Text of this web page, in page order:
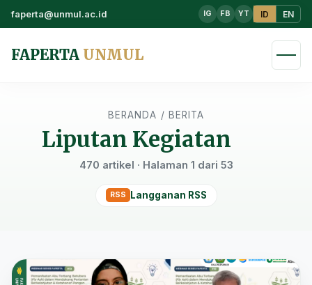
faperta@unmul.ac.id IG FB YT ID EN
FAPERTA UNMUL
BERANDA / BERITA
Liputan Kegiatan
470 artikel · Halaman 1 dari 53
Langganan RSS